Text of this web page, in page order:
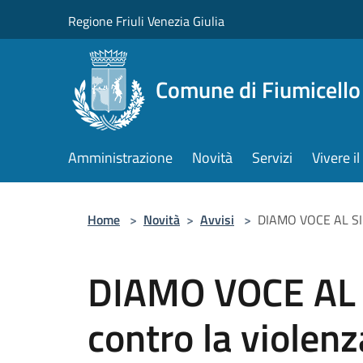
Regione Friuli Venezia Giulia
Comune di
Amministrazione Novità Servizi Vivere
Home > Novità > Avvisi > DIAMO VOCE AL
DIAMO VOCE
contro la